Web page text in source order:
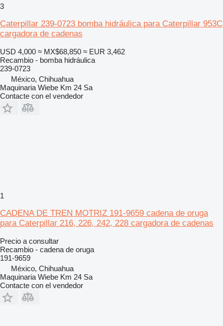
3
Caterpillar 239-0723 bomba hidráulica para Caterpillar 953C
cargadora de cadenas
USD 4,000 ≈ MX$68,850 ≈ EUR 3,462
Recambio - bomba hidráulica
239-0723
México, Chihuahua
Maquinaria Wiebe Km 24 Sa
Contacte con el vendedor
1
CADENA DE TREN MOTRIZ 191-9659 cadena de oruga
para Caterpillar 216, 226, 242, 228 cargadora de cadenas
Precio a consultar
Recambio - cadena de oruga
191-9659
México, Chihuahua
Maquinaria Wiebe Km 24 Sa
Contacte con el vendedor